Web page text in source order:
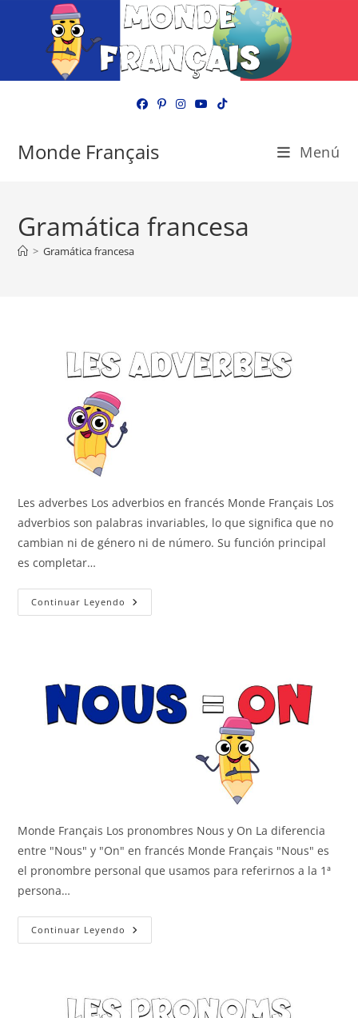
Monde Français Menú
Gramática francesa
> Gramática francesa
Les adverbes Los adverbios en francés Monde Français Los
adverbios son palabras invariables, lo que significa que no
cambian ni de género ni de número. Su función principal
es completar…
Continuar Leyendo Los
Adverbios
Monde Français Los pronombres Nous y On La diferencia
entre "Nous" y "On" en francés Monde Français "Nous" es
el pronombre personal que usamos para referirnos a la 1ª
persona…
Continuar Leyendo Nous
Y